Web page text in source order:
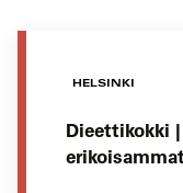
HELSINKI
Dieettikokki